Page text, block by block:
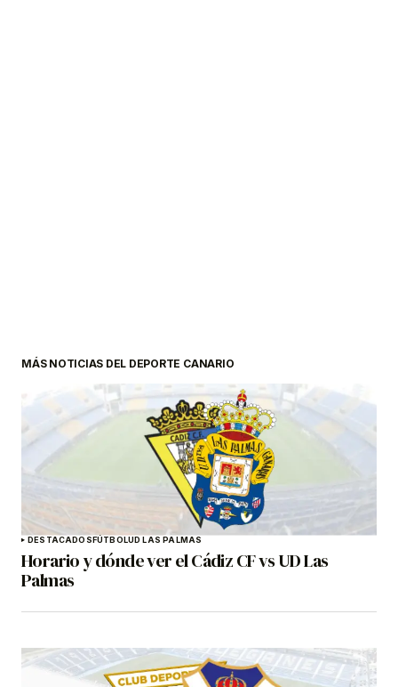
MÁS NOTICIAS DEL DEPORTE CANARIO
DESTACADOSFÚTBOLUD LAS PALMAS
Horario y dónde ver el Cádiz CF vs UD Las
Palmas